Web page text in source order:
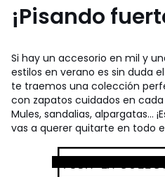
¡Pisando
Si hay un accesorio en mil y
estilos en verano es sin duda
te traemos una colección
con zapatos cuidados en
Mules, sandalias, alpargatas...
vas a querer quitarte en todo